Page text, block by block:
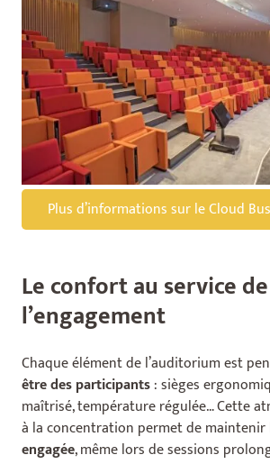
Plus d’informations sur le Cloud
Le confort au service de
l’engagement
Chaque élément de l’auditorium est
être des participants: sièges
maîtrisé, température régulée…Cette
à la concentration permet de maintenir
engagée, même lors de sessions